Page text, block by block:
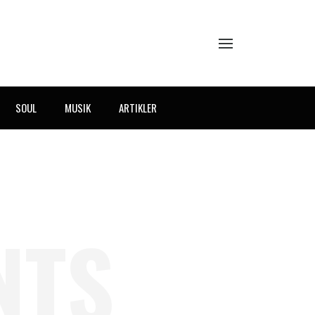
SOUL MUSIK ARTIKLER